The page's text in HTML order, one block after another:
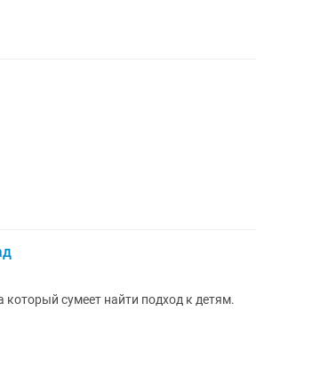
сумеет найти подход к детям.